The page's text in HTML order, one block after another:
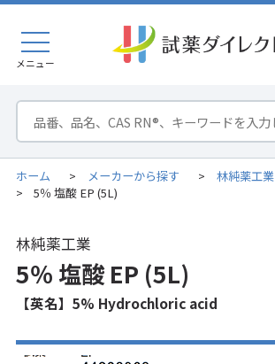
メニュー
ホーム > メーカーから探す > 林純薬工業
> 5％ 塩酸 EP (5L)
林純薬工業
5％ 塩酸 EP (5L)
【英名】5% Hydrochloric acid